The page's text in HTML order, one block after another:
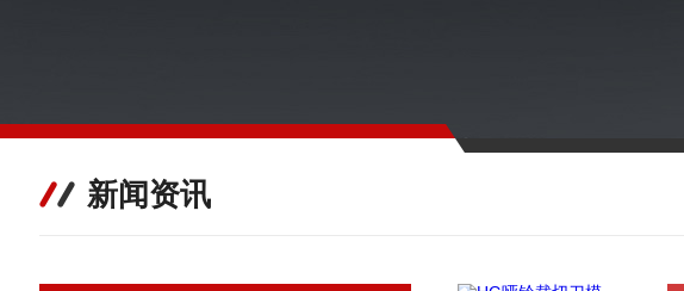
新闻资讯